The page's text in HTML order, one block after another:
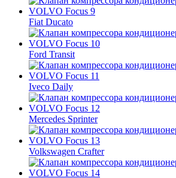
Fiat Ducato
Ford Transit
Iveco Daily
Mercedes Sprinter
Volkswagen Crafter